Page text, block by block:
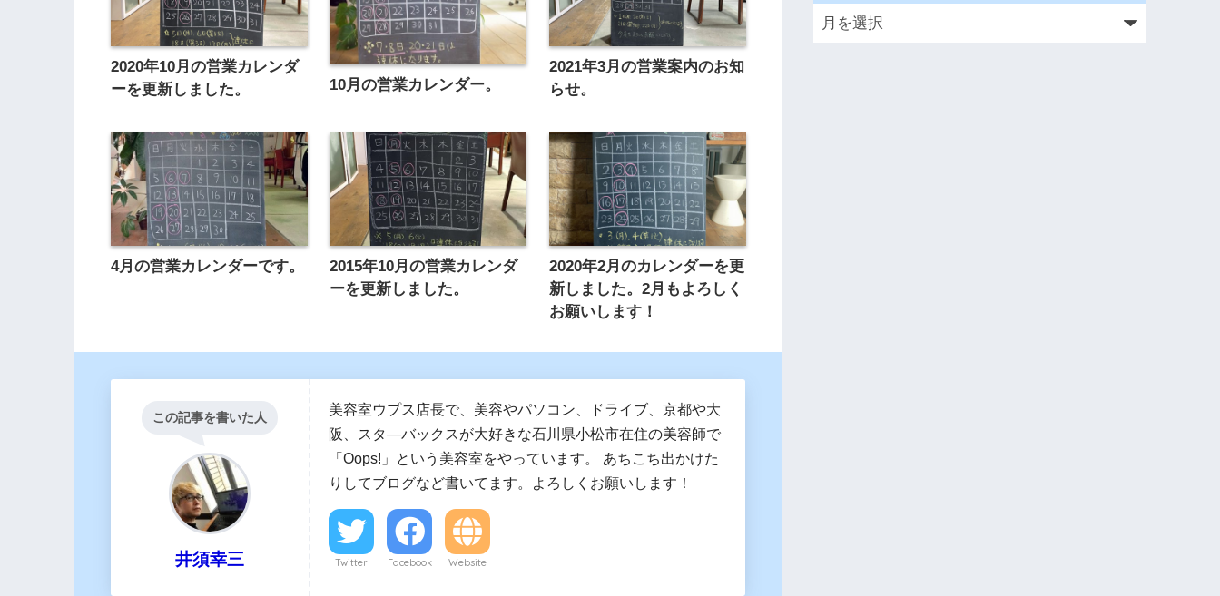
2020年10月の営業カレンダ
ーを更新しました。
10月の営業カレンダー。
2021年3月の営業案内のお知
らせ。
4月の営業カレンダーです。
2015年10月の営業カレンダ
ーを更新しました。
2020年2月のカレンダーを更
新しました。2月もよろしく
お願いします！
この記事を書いた人
井須幸三
美容室ウプス店長で、美容やパソコン、ドライブ、京都や大
阪、スタ―バックスが大好きな石川県小松市在住の美容師で
「Oops!」という美容室をやっています。 あちこち出かけた
りしてブログなど書いてます。よろしくお願いします！
Twitter Facebook Website